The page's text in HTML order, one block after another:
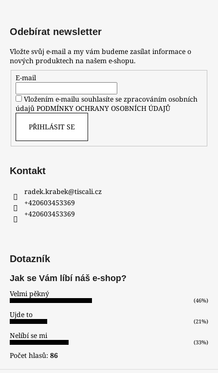
Odebírat newsletter
Vložte svůj e-mail a my vám budeme zasílat informace o
nových produktech na našem e-shopu.
E-mail
Vložením e-mailu souhlasíte se zpracováním osobních
údajů PODMÍNKY OCHRANY OSOBNÍCH ÚDAJŮ
PŘIHLÁSIT SE
Kontakt
radek.krabek@tiscali.cz
+420603453369
+420603453369
Dotazník
Jak se Vám líbí náš e-shop?
Velmi pěkný
(46%)
Ujde to
(21%)
Nelíbí se mi
(33%)
Počet hlasů: 86